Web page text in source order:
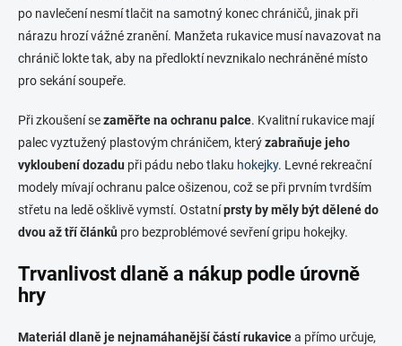
po navlečení nesmí tlačit na samotný konec chráničů, jinak při
nárazu hrozí vážné zranění. Manžeta rukavice musí navazovat na
chránič lokte tak, aby na předloktí nevznikalo nechráněné místo
pro sekání soupeře.
Při zkoušení sezaměřte na ochranu palce. Kvalitní rukavice mají
palec vyztužený plastovým chráničem, kterýzabraňuje jeho
vykloubení dozadu při pádu nebo tlaku hokejky. Levné rekreační
modely mívají ochranu palce ošizenou, což se při prvním tvrdším
střetu na ledě ošklivě vymstí. Ostatníprsty by měly být dělené do
dvou až tří článků pro bezproblémové sevření gripu hokejky.
Trvanlivost dlaně a nákup podle úrovně
hry
Materiál dlaně je nejnamáhanější částí rukavicea přímo určuje,